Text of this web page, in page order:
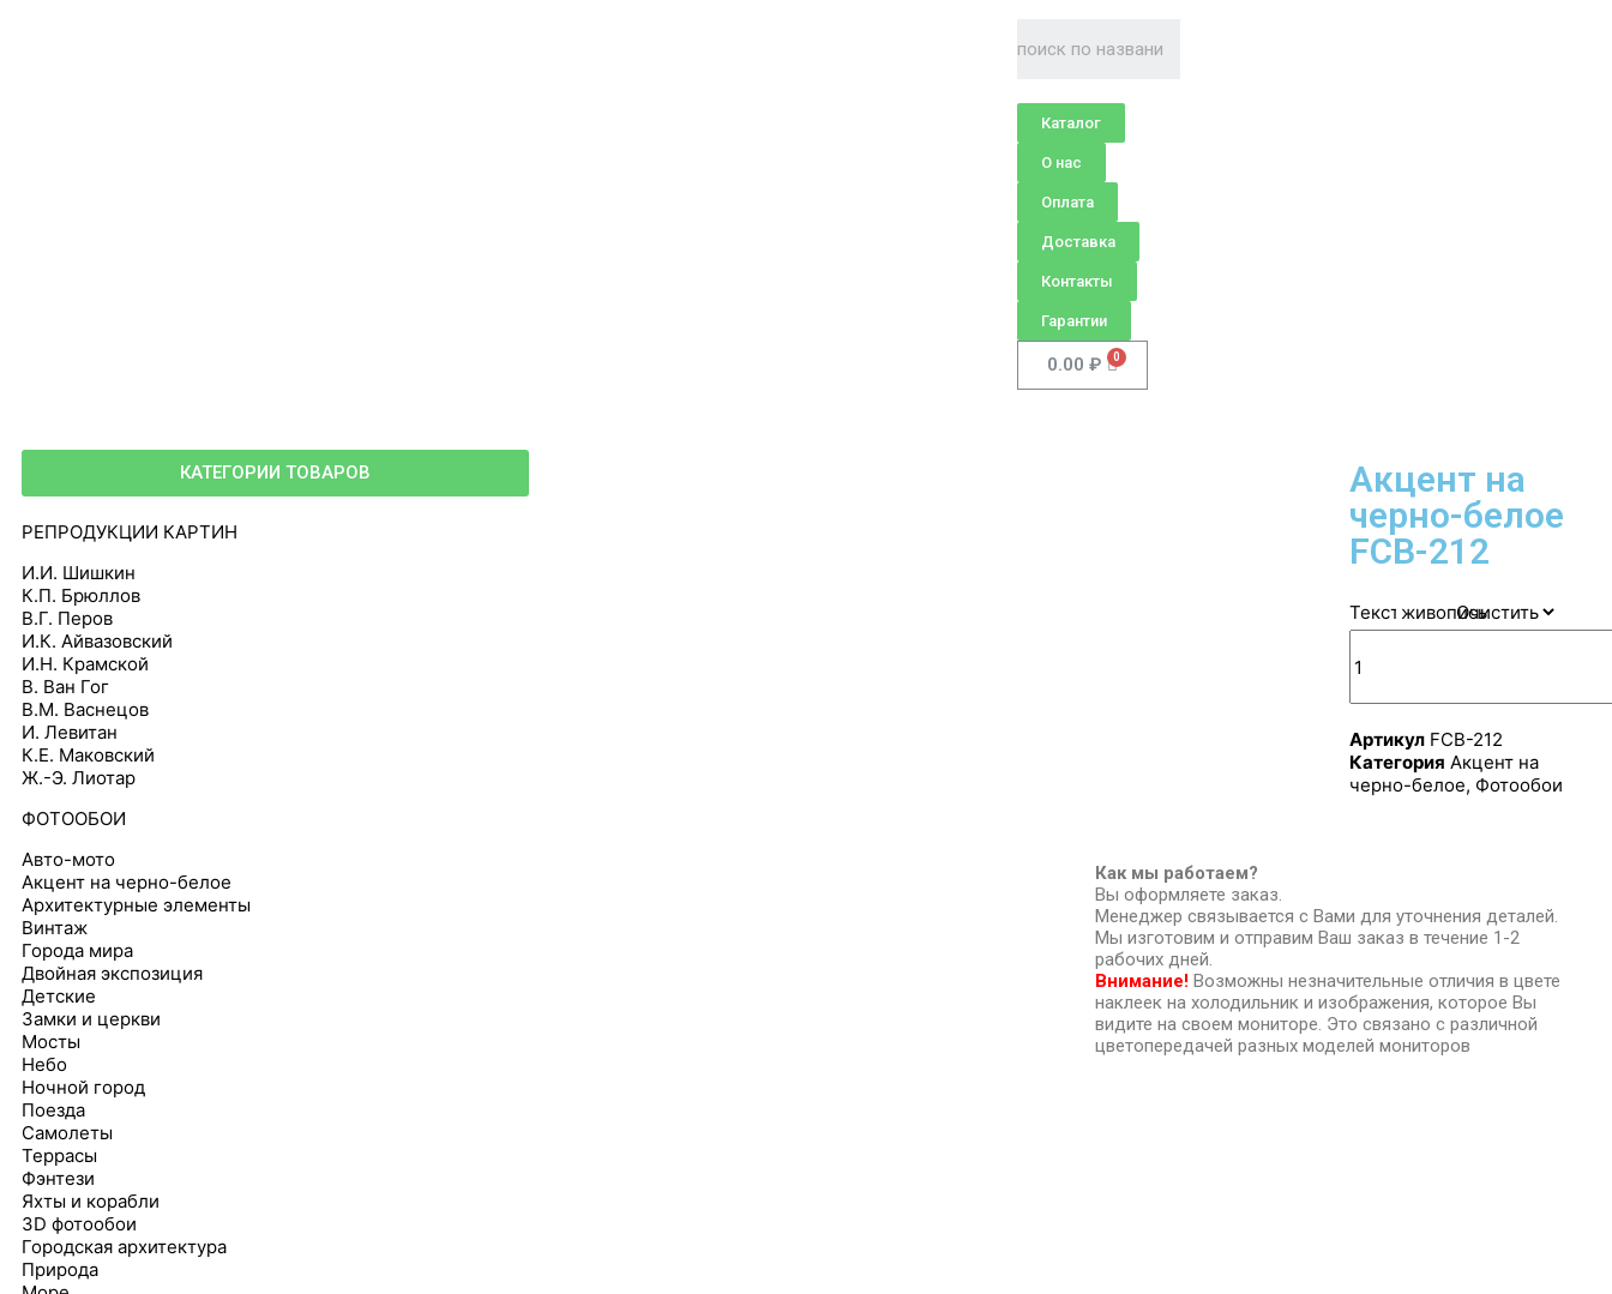
Каталог
О нас
Оплата
Доставка
Контакты
Гарантии
0.00 ₽
КАТЕГОРИИ ТОВАРОВ
РЕПРОДУКЦИИ КАРТИН
И.И. Шишкин
К.П. Брюллов
В.Г. Перов
И.К. Айвазовский
И.Н. Крамской
В. Ван Гог
В.М. Васнецов
И. Левитан
К.Е. Маковский
Ж.-Э. Лиотар
ФОТООБОИ
Авто-мото
Акцент на черно-белое
Архитектурные элементы
Винтаж
Города мира
Двойная экспозиция
Детские
Замки и церкви
Мосты
Небо
Ночной город
Поезда
Самолеты
Террасы
Фэнтези
Яхты и корабли
3D фотообои
Городская архитектура
Природа
Акцент на
черно-белое
FCB-212
Текстура Очистить
Артикул FCB-212
Категория Акцент на
черно-белое, Фотообои
Как мы работаем?
Вы оформляете заказ.
Менеджер связывается с Вами для уточнения деталей.
Мы изготовим и отправим Ваш заказ в течение 1-2
рабочих дней.
Внимание! Возможны незначительные отличия в цвете
наклеек на холодильник и изображения, которое Вы
видите на своем мониторе. Это связано с различной
цветопередачей разных моделей мониторов